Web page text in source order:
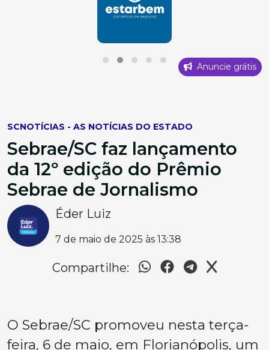
Anuncie grátis
SCNOTÍCIAS - AS NOTÍCIAS DO ESTADO
Sebrae/SC faz lançamento
da 12º edição do Prêmio
Sebrae de Jornalismo
Éder Luiz
7 de maio de 2025 às 13:38
Compartilhe:
O Sebrae/SC promoveu nesta terça-
feira, 6 de maio, em Florianópolis, um